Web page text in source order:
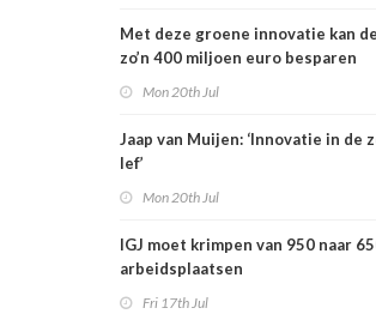
Met deze groene innovatie kan
zo’n 400 miljoen euro besparen
Mon 20th Jul
Jaap van Muijen: ‘Innovatie in de
lef’
Mon 20th Jul
IGJ moet krimpen van 950 naar
arbeidsplaatsen
Fri 17th Jul